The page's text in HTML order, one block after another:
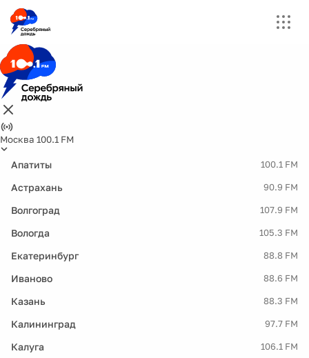
Москва 100.1 FM
Апатиты 100.1 FM
Астрахань 90.9 FM
Волгоград 107.9 FM
Вологда 105.3 FM
Екатеринбург 88.8 FM
Иваново 88.6 FM
Казань 88.3 FM
Калининград 97.7 FM
Калуга 106.1 FM